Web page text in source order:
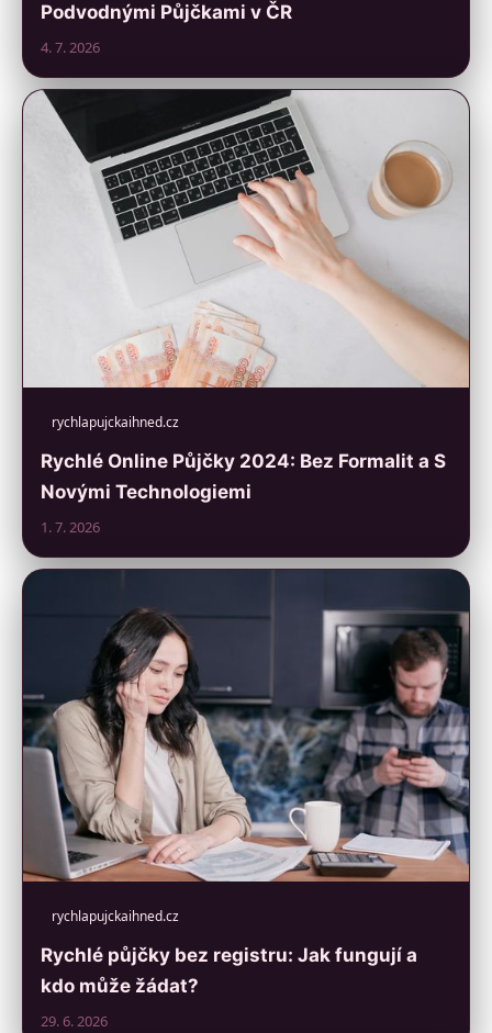
Podvodnými Půjčkami v ČR
4. 7. 2026
rychlapujckaihned.cz
Rychlé Online Půjčky 2024: Bez Formalit a S
Novými Technologiemi
1. 7. 2026
rychlapujckaihned.cz
Rychlé půjčky bez registru: Jak fungují a
kdo může žádat?
29. 6. 2026